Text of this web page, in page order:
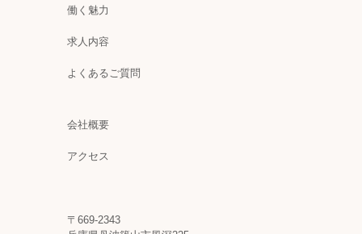
働く魅力
求人内容
よくあるご質問
会社概要
アクセス
〒669-2343